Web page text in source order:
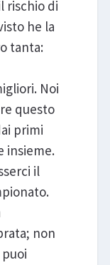
rischio di
he la
tanta:
Noi
questo
primi
insieme.
il
non